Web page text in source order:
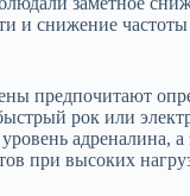
и снижение
предпочитают
рок или
адреналина, а
при высоких